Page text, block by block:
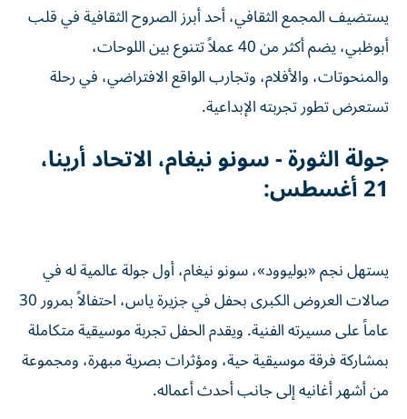
يستضيف المجمع الثقافي، أحد أبرز الصروح الثقافية في قلب
أبوظبي، يضم أكثر من 40 عملاً تتنوع بين اللوحات،
والمنحوتات، والأفلام، وتجارب الواقع الافتراضي، في رحلة
تستعرض تطور تجربته الإبداعية.
جولة الثورة - سونو نيغام، الاتحاد أرينا،
21 أغسطس:
يستهل نجم «بوليوود»، سونو نيغام، أول جولة عالمية له في
صالات العروض الكبرى بحفل في جزيرة ياس، احتفالاً بمرور 30
عاماً على مسيرته الفنية. ويقدم الحفل تجربة موسيقية متكاملة
بمشاركة فرقة موسيقية حية، ومؤثرات بصرية مبهرة، ومجموعة
من أشهر أغانيه إلى جانب أحدث أعماله.